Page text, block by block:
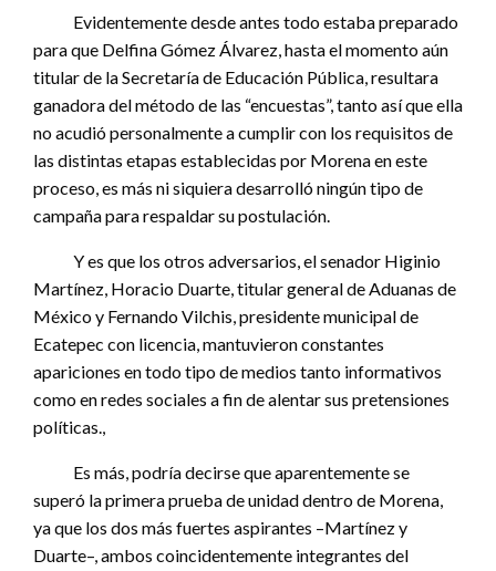
Evidentemente desde antes todo estaba preparado
para que Delfina Gómez Álvarez, hasta el momento aún
titular de la Secretaría de Educación Pública, resultara
ganadora del método de las “encuestas”, tanto así que ella
no acudió personalmente a cumplir con los requisitos de
las distintas etapas establecidas por Morena en este
proceso, es más ni siquiera desarrolló ningún tipo de
campaña para respaldar su postulación.
Y es que los otros adversarios, el senador Higinio
Martínez, Horacio Duarte, titular general de Aduanas de
México y Fernando Vilchis, presidente municipal de
Ecatepec con licencia, mantuvieron constantes
apariciones en todo tipo de medios tanto informativos
como en redes sociales a fin de alentar sus pretensiones
políticas.,
Es más, podría decirse que aparentemente se
superó la primera prueba de unidad dentro de Morena,
ya que los dos más fuertes aspirantes –Martínez y
Duarte–, ambos coincidentemente integrantes del